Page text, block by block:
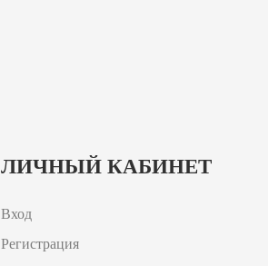
ЛИЧНЫЙ КАБИНЕТ
Вход
Регистрация